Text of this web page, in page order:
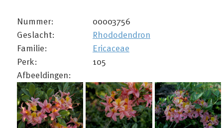
Nummer:
00003756
Geslacht:
Rhododendron
Familie:
Ericaceae
Perk:
105
Afbeeldingen: